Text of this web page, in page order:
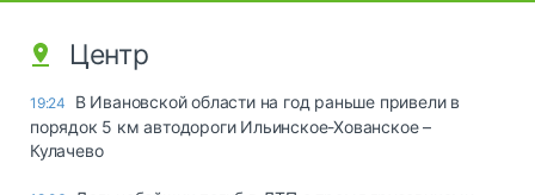
Центр
19:24
В Ивановской области на год раньше привели в
порядок 5 км автодороги Ильинское-Хованское –
Кулачево